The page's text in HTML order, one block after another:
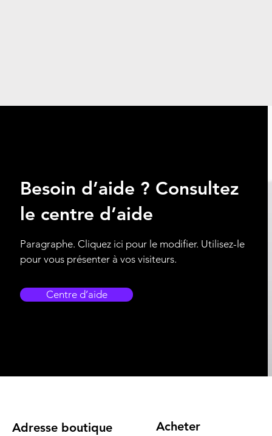
Besoin d’aide ? Consultez
le centre d’aide
Paragraphe. Cliquez ici pour le modifier. Utilisez-le
pour vous présenter à vos visiteurs.
Centre d’aide
Adresse boutique Acheter